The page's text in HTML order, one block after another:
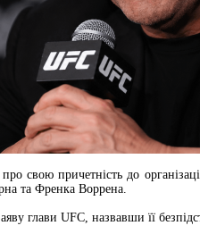
свою причетність до
та Френка Воррена.
глави UFC, назвавши її